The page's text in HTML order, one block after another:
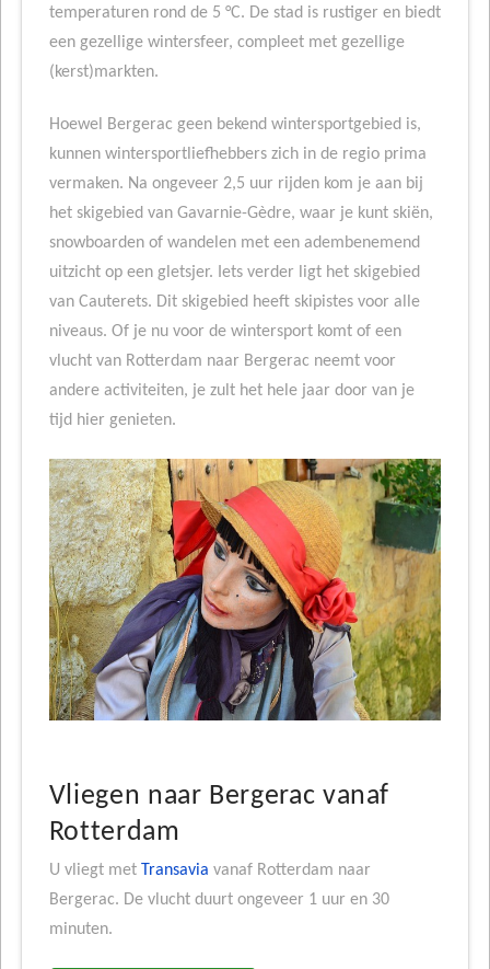
temperaturen rond de 5 °C. De stad is rustiger en biedt
een gezellige wintersfeer, compleet met gezellige
(kerst)markten.
Hoewel Bergerac geen bekend wintersportgebied is,
kunnen wintersportliefhebbers zich in de regio prima
vermaken. Na ongeveer 2,5 uur rijden kom je aan bij
het skigebied van Gavarnie-Gèdre, waar je kunt skiën,
snowboarden of wandelen met een adembenemend
uitzicht op een gletsjer. Iets verder ligt het skigebied
van Cauterets. Dit skigebied heeft skipistes voor alle
niveaus. Of je nu voor de wintersport komt of een
vlucht van Rotterdam naar Bergerac neemt voor
andere activiteiten, je zult het hele jaar door van je
tijd hier genieten.
Vliegen naar Bergerac vanaf
Rotterdam
U vliegt met Transavia vanaf Rotterdam naar
Bergerac. De vlucht duurt ongeveer 1 uur en 30
minuten.